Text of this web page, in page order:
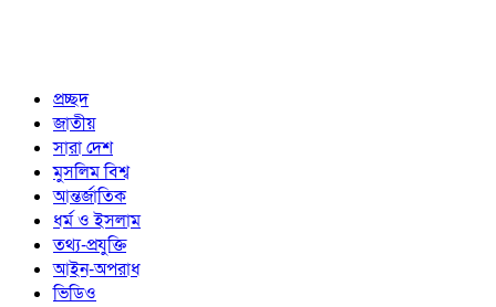
প্রচ্ছদ
জাতীয়
সারা দেশ
মুসলিম বিশ্ব
আন্তর্জাতিক
ধর্ম ও ইসলাম
তথ্য-প্রযুক্তি
আইন-অপরাধ
ভিডিও